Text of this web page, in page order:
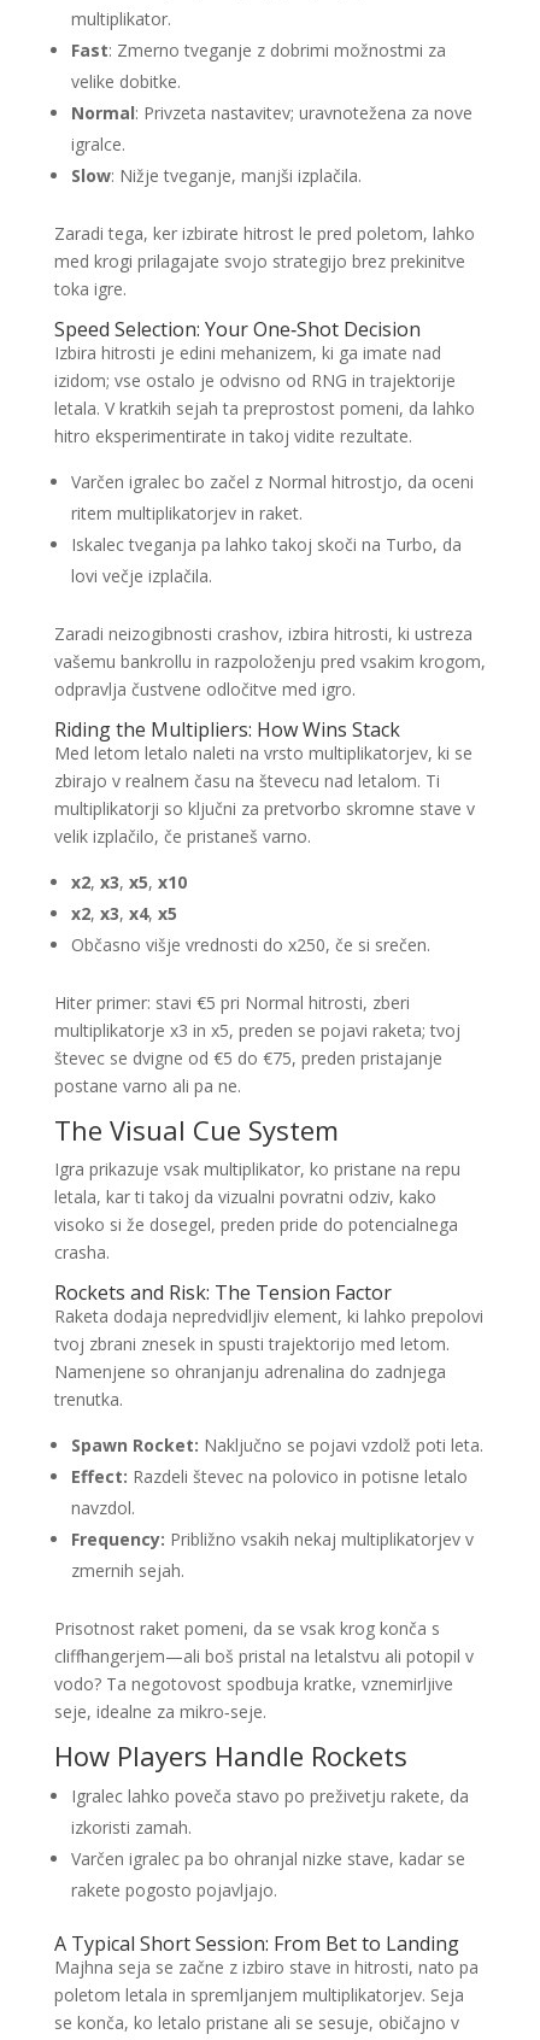
multiplikator.
Fast: Zmerno tveganje z dobrimi možnostmi za
velike dobitke.
Normal: Privzeta nastavitev; uravnotežena za nove
igralce.
Slow: Nižje tveganje, manjši izplačila.
Zaradi tega, ker izbirate hitrost le pred poletom, lahko
med krogi prilagajate svojo strategijo brez prekinitve
toka igre.
Speed Selection: Your One‑Shot Decision
Izbira hitrosti je edini mehanizem, ki ga imate nad
izidom; vse ostalo je odvisno od RNG in trajektorije
letala. V kratkih sejah ta preprostost pomeni, da lahko
hitro eksperimentirate in takoj vidite rezultate.
Varčen igralec bo začel z Normal hitrostjo, da oceni
ritem multiplikatorjev in raket.
Iskalec tveganja pa lahko takoj skoči na Turbo, da
lovi večje izplačila.
Zaradi neizogibnosti crashov, izbira hitrosti, ki ustreza
vašemu bankrollu in razpoloženju pred vsakim krogom,
odpravlja čustvene odločitve med igro.
Riding the Multipliers: How Wins Stack
Med letom letalo naleti na vrsto multiplikatorjev, ki se
zbirajo v realnem času na števecu nad letalom. Ti
multiplikatorji so ključni za pretvorbo skromne stave v
velik izplačilo, če pristaneš varno.
x2, x3, x5, x10
x2, x3, x4, x5
Občasno višje vrednosti do x250, če si srečen.
Hiter primer: stavi €5 pri Normal hitrosti, zberi
multiplikatorje x3 in x5, preden se pojavi raketa; tvoj
števec se dvigne od €5 do €75, preden pristajanje
postane varno ali pa ne.
The Visual Cue System
Igra prikazuje vsak multiplikator, ko pristane na repu
letala, kar ti takoj da vizualni povratni odziv, kako
visoko si že dosegel, preden pride do potencialnega
crasha.
Rockets and Risk: The Tension Factor
Raketa dodaja nepredvidljiv element, ki lahko prepolovi
tvoj zbrani znesek in spusti trajektorijo med letom.
Namenjene so ohranjanju adrenalina do zadnjega
trenutka.
Spawn Rocket: Naključno se pojavi vzdolž poti leta.
Effect: Razdeli števec na polovico in potisne letalo
navzdol.
Frequency: Približno vsakih nekaj multiplikatorjev v
zmernih sejah.
Prisotnost raket pomeni, da se vsak krog konča s
cliffhangerjem—ali boš pristal na letalstvu ali potopil v
vodo? Ta negotovost spodbuja kratke, vznemirljive
seje, idealne za mikro‑seje.
How Players Handle Rockets
Igralec lahko poveča stavo po preživetju rakete, da
izkoristi zamah.
Varčen igralec pa bo ohranjal nizke stave, kadar se
rakete pogosto pojavljajo.
A Typical Short Session: From Bet to Landing
Majhna seja se začne z izbiro stave in hitrosti, nato pa
poletom letala in spremljanjem multiplikatorjev. Seja
se konča, ko letalo pristane ali se sesuje, običajno v